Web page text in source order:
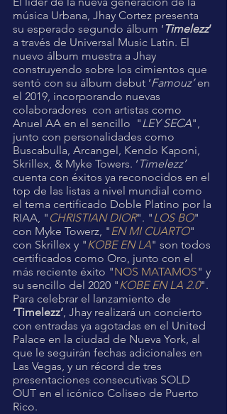
música Urbana, Jhay Cortez presenta
su esperado segundo álbum ‘Timelezz’
a través de Universal Music Latin. El
nuevo álbum muestra a Jhay
construyendo sobre los cimientos que
sentó con su álbum debut ‘Famouz’ en
el 2019, incorporando nuevas
colaboradores  con artistas como
Anuel AA en el sencillo  " LEY SECA",
junto con personalidades como
Buscabulla, Arcangel, Kendo Kaponi,
Skrillex, & Myke Towers. ‘ Timelezz’
cuenta con éxitos ya reconocidos en el
top de las listas a nivel mundial como
el tema certificado Doble Platino por la
RIAA, " CHRISTIAN DIOR". " LOS BO"
con Myke Towerz, " EN MI CUARTO"
con Skrillex y " KOBE EN LA" son todos
certificados como Oro, junto con el
más reciente éxito "NOS MATAMOS" y
su sencillo del 2020 " KOBE EN LA 2.0".
Para celebrar el lanzamiento de
‘Timelezz’ , Jhay realizará un concierto
con entradas ya agotadas en el United
Palace en la ciudad de Nueva York, al
que le seguirán fechas adicionales en
Las Vegas, y un récord de tres
presentaciones consecutivas SOLD
OUT en el icónico Coliseo de Puerto
Rico.